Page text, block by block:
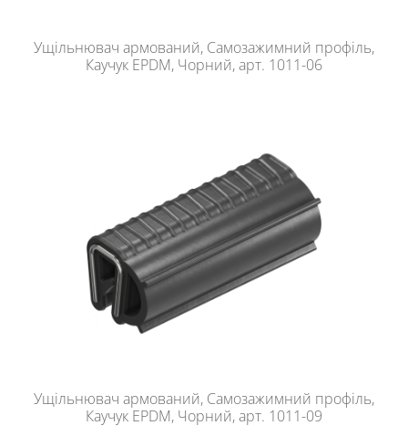
Ущільнювач армований, Самозажимний профіль,
Каучук EPDM, Чорний, арт. 1011-06
Ущільнювач армований, Самозажимний профіль,
Каучук EPDM, Чорний, арт. 1011-09